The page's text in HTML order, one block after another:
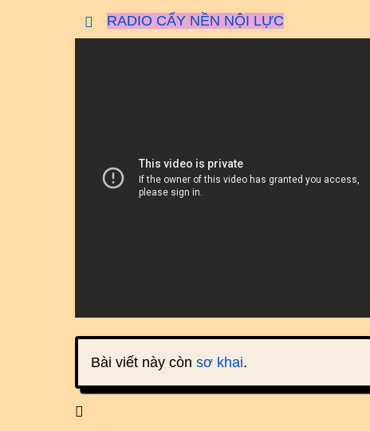
RADIO CẤY NỀN NỘI LỰC
Bài viết này còn sơ khai.